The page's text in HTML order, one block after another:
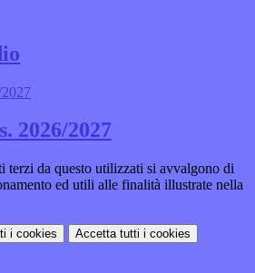
2026/2027
terzi da questo utilizzati si avvalgono di
ed utili alle finalità illustrate nella
i cookies Accetta tutti i cookies